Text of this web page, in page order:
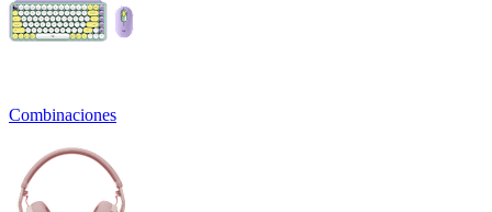
Combinaciones